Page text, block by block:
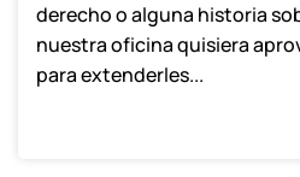
derecho o alguna historia
nuestra oficina quisiera
para extenderles...